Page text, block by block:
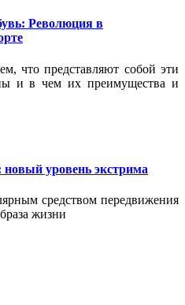
Революция в
что представляют собой эти
и в чем их преимущества и
новый уровень экстрима
средством передвижения
жизни